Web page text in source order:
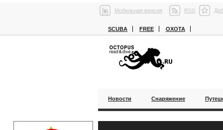
Мобильная версия RSS
SCUBA FREE ОХОТА
Новости Снаряжение